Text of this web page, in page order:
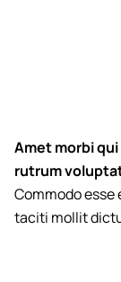
Amet morbi
rutrum
Commodo
taciti mollit